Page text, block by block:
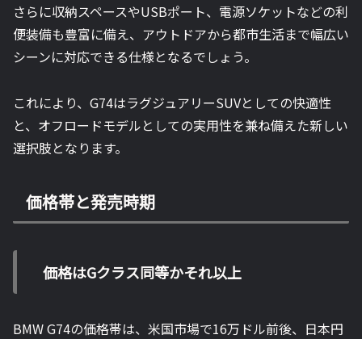
さらに収納スペースやUSBポート、電源ソケットなどの利
便装備も豊富に備え、アウトドアから都市生活まで幅広い
シーンに対応できる仕様となるでしょう。
これにより、G74はラグジュアリーSUVとしての快適性
と、オフロードモデルとしての実用性を兼ね備えた新しい
選択肢となります。
価格帯と発売時期
価格はGクラス同等かそれ以上
BMW G74の価格帯は、米国市場で16万ドル前後、日本円